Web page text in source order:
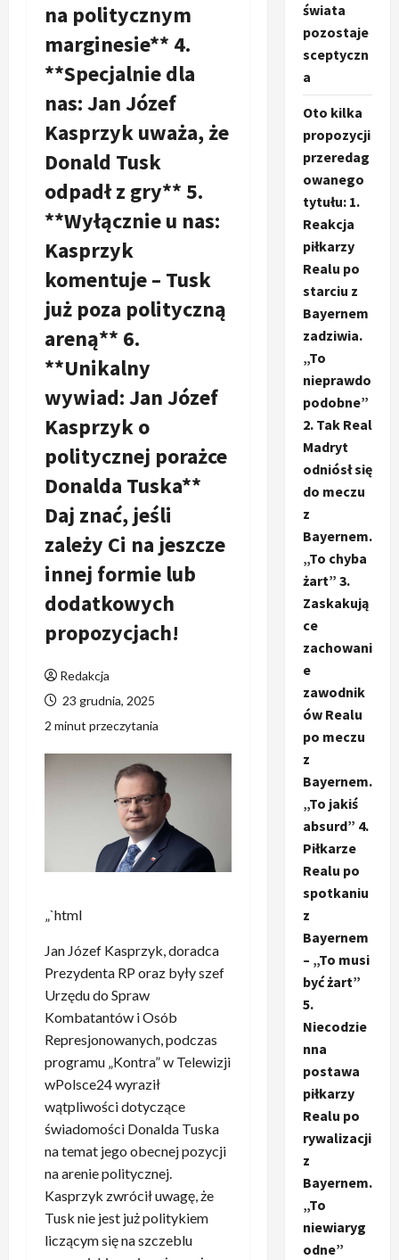
na politycznym
marginesie** 4.
**Specjalnie dla
nas: Jan Józef
Kasprzyk uważa, że
Donald Tusk
odpadł z gry** 5.
**Wyłącznie u nas:
Kasprzyk
komentuje – Tusk
już poza polityczną
areną** 6.
**Unikalny
wywiad: Jan Józef
Kasprzyk o
politycznej porażce
Donalda Tuska**
Daj znać, jeśli
zależy Ci na jeszcze
innej formie lub
dodatkowych
propozycjach!
Redakcja
23 grudnia, 2025
2 minut przeczytania
„`html
Jan Józef Kasprzyk, doradca
Prezydenta RP oraz były szef
Urzędu do Spraw
Kombatantów i Osób
Represjonowanych, podczas
programu „Kontra” w Telewizji
wPolsce24 wyraził
wątpliwości dotyczące
świadomości Donalda Tuska
na temat jego obecnej pozycji
na arenie politycznej.
Kasprzyk zwrócił uwagę, że
Tusk nie jest już politykiem
liczącym się na szczeblu
świata
pozostaje
sceptyczn
a
Oto kilka
propozycji
przeredag
owanego
tytułu: 1.
Reakcja
piłkarzy
Realu po
starciu z
Bayernem
zadziwia.
„To
nieprawdo
podobne”
2. Tak Real
Madryt
odniósł się
do meczu
z
Bayernem.
„To chyba
żart” 3.
Zaskakują
ce
zachowani
e
zawodnik
ów Realu
po meczu
z
Bayernem.
„To jakiś
absurd” 4.
Piłkarze
Realu po
spotkaniu
z
Bayernem
– „To musi
być żart”
5.
Niecodzie
nna
postawa
piłkarzy
Realu po
rywalizacji
z
Bayernem.
„To
niewiaryg
odne”